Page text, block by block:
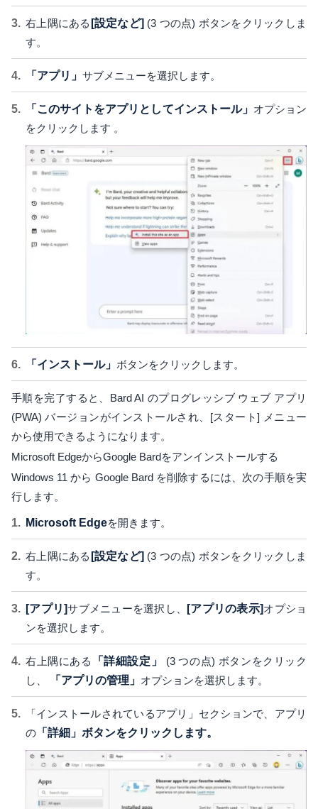
右上隅にある [設定など] (3 つの点) ボタンをクリックしま
す。
「アプリ」 サブメニューを選択します。
「このサイトをアプリとしてインストール」 オプション
をクリックします 。
「インストール」 ボタンをクリックします。
手順を完了すると、Bard AI のプログレッシブ ウェブ アプリ
(PWA) バージョンがインストールされ、[スタート] メニュー
から使用できるようになります。
Microsoft EdgeからGoogle Bardをアンインストールする
Windows 11 から Google Bard を削除するには、次の手順を実
行します。
Microsoft Edgeを開きます。
右上隅にある [設定など] (3 つの点) ボタンをクリックしま
す。
[アプリ]サブメニューを選択し、 [アプリの表示]オプショ
ンを選択します。
右上隅にある 「詳細設定」
(3 つの点) ボタンをクリック
し、
「アプリの管理」 オプションを選択します。
「インストールされているアプリ」セクションで、アプリ
の 「詳細」ボタンをクリックします。